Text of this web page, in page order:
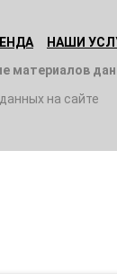
НАШИ
материалов
на сайте